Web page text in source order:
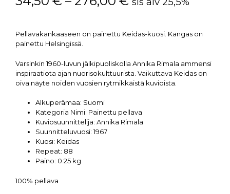
Pellavakankaaseen on painettu Keidas-kuosi. Kangas on
painettu Helsingissä.
Varsinkin 1960-luvun jälkipuoliskolla Annika Rimala ammensi
inspiraatiota ajan nuorisokulttuurista. Vaikuttava Keidas on
oiva näyte noiden vuosien rytmikkäistä kuvioista.
Alkuperämaa: Suomi
Kategoria Nimi: Painettu pellava
Kuviosuunnittelija: Annika Rimala
Suunnitteluvuosi: 1967
Kuosi: Keidas
Repeat: 88
Paino: 0.25 kg
100% pellava